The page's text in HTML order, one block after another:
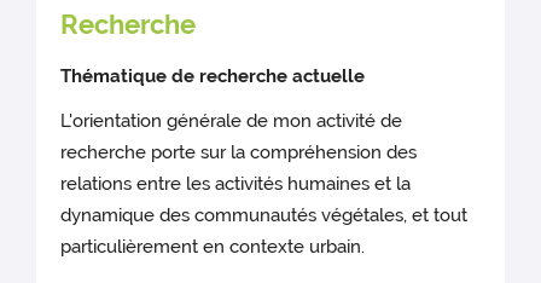
Recherche
Thématique de recherche actuelle
L'orientation générale de mon activité de
recherche porte sur la compréhension des
relations entre les activités humaines et la
dynamique des communautés végétales, et tout
particulièrement en contexte urbain.